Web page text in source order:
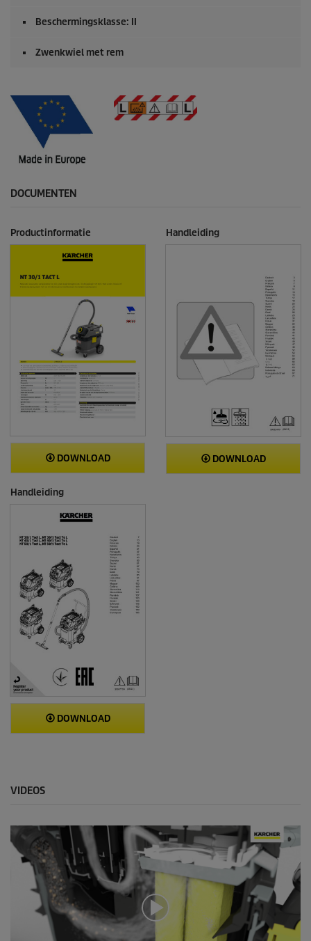
Beschermingsklasse: II
Zwenkwiel met rem
DOCUMENTEN
Productinformatie
DOWNLOAD
Handleiding
DOWNLOAD
Handleiding
DOWNLOAD
VIDEOS